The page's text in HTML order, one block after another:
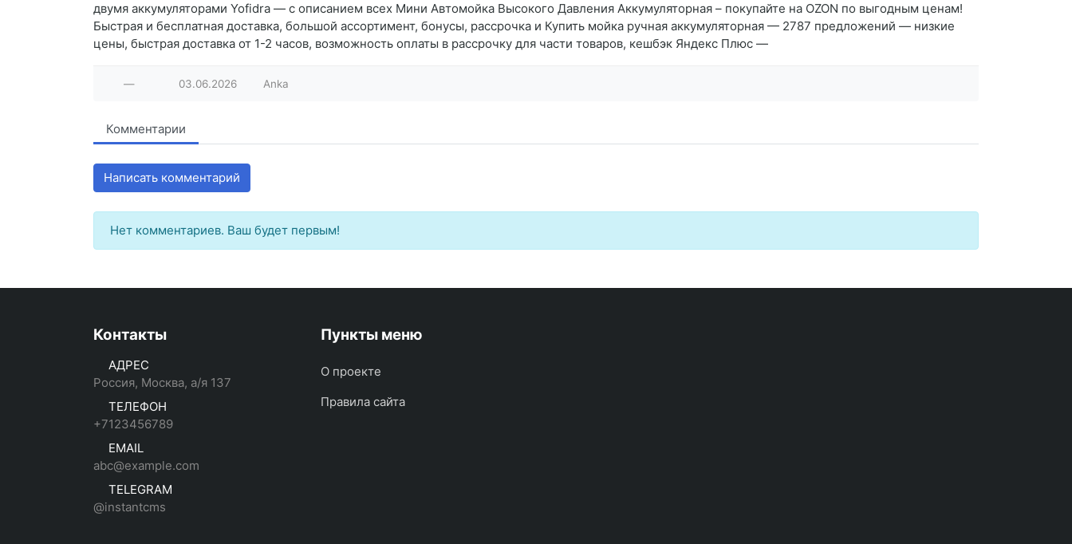
двумя аккумуляторами Yofidra — с описанием всех Мини Автомойка Высокого Давления Аккумуляторная – покупайте на OZON по выгодным ценам!
Быстрая и бесплатная доставка, большой ассортимент, бонусы, рассрочка и Купить мойка ручная аккумуляторная — 2787 предложений — низкие
цены, быстрая доставка от 1-2 часов, возможность оплаты в рассрочку для части товаров, кешбэк Яндекс Плюс —
— 03.06.2026 Anka
Комментарии
Написать комментарий
Нет комментариев. Ваш будет первым!
Контакты
АДРЕС
Россия, Москва, а/я 137
ТЕЛЕФОН
+7123456789
EMAIL
abc@example.com
TELEGRAM
@instantcms
Пункты меню
О проекте
Правила сайта